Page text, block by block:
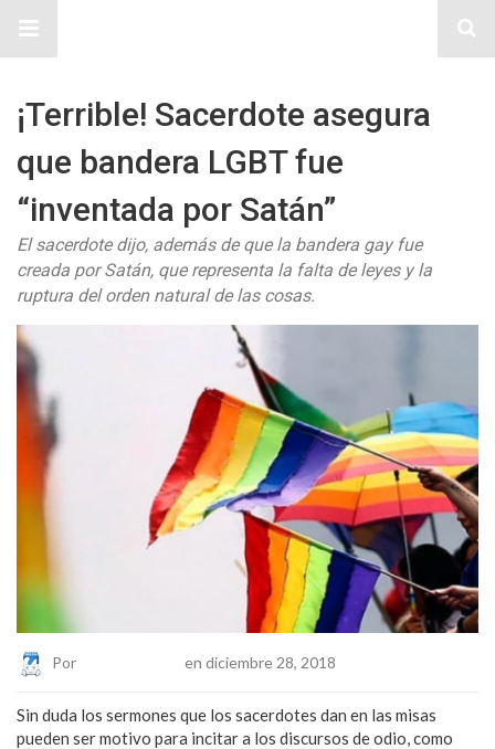
¡Terrible! Sacerdote asegura
que bandera LGBT fue
“inventada por Satán”
El sacerdote dijo, además de que la bandera gay fue
creada por Satán, que representa la falta de leyes y la
ruptura del orden natural de las cosas.
Por en diciembre 28, 2018
Sin duda los sermones que los sacerdotes dan en las misas
pueden ser motivo para incitar a los discursos de odio, como